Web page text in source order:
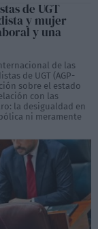
de UGT
y mujer
y una
de las
de UGT (AGP-
sobre el estado
con las
la desigualdad en
ni meramente